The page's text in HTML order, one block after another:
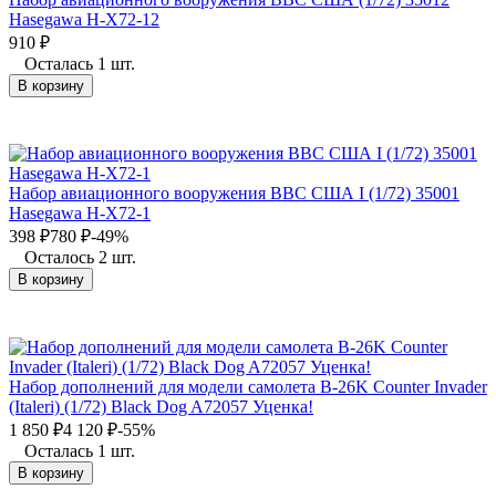
Hasegawa H-X72-12
910 ₽
Осталась 1 шт.
В корзину
Набор авиационного вооружения ВВС США I (1/72) 35001
Hasegawa H-X72-1
398 ₽780 ₽-49%
Осталось 2 шт.
В корзину
Набор дополнений для модели самолета B-26K Counter Invader
(Italeri) (1/72) Black Dog A72057 Уценка!
1 850 ₽4 120 ₽-55%
Осталась 1 шт.
В корзину